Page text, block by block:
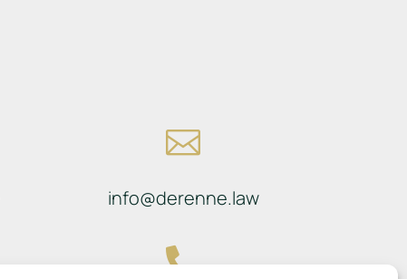

info@derenne.law
